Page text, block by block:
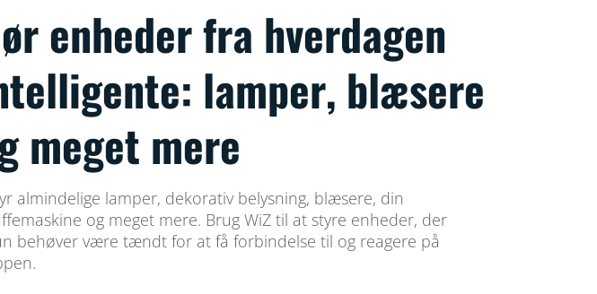
enheder fra hverdagen
lamper, blæsere
meget mere
almindelige lamper, dekorativ belysning, blæsere, din
og meget mere. Brug WiZ til at styre enheder, der
behøver være tændt for at få forbindelse til og reagere på